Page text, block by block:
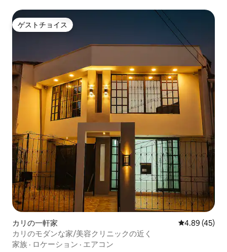
ゲストチョイス
ゲストチョイス
カリの一軒家 レビュー45
4.89 (45)
カリのモダンな家/美容クリニックの近く
家族 · ロケーション · エアコン